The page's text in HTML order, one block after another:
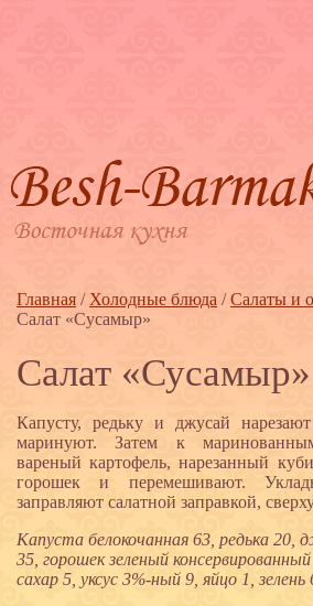
Главная / Холодные блюда /Салаты и
Салат «Сусамыр»
Салат «Сусамыр»
Капусту, редьку и джусай
маринуют. Затем к
вареный картофель, нарезанный
горошек и перемешивают.
заправляют салатной заправкой,
Капуста белокочанная 63, редька 20,
35, горошек зеленый
сахар 5, уксус 3%-ный 9, яйцо 1, зелень